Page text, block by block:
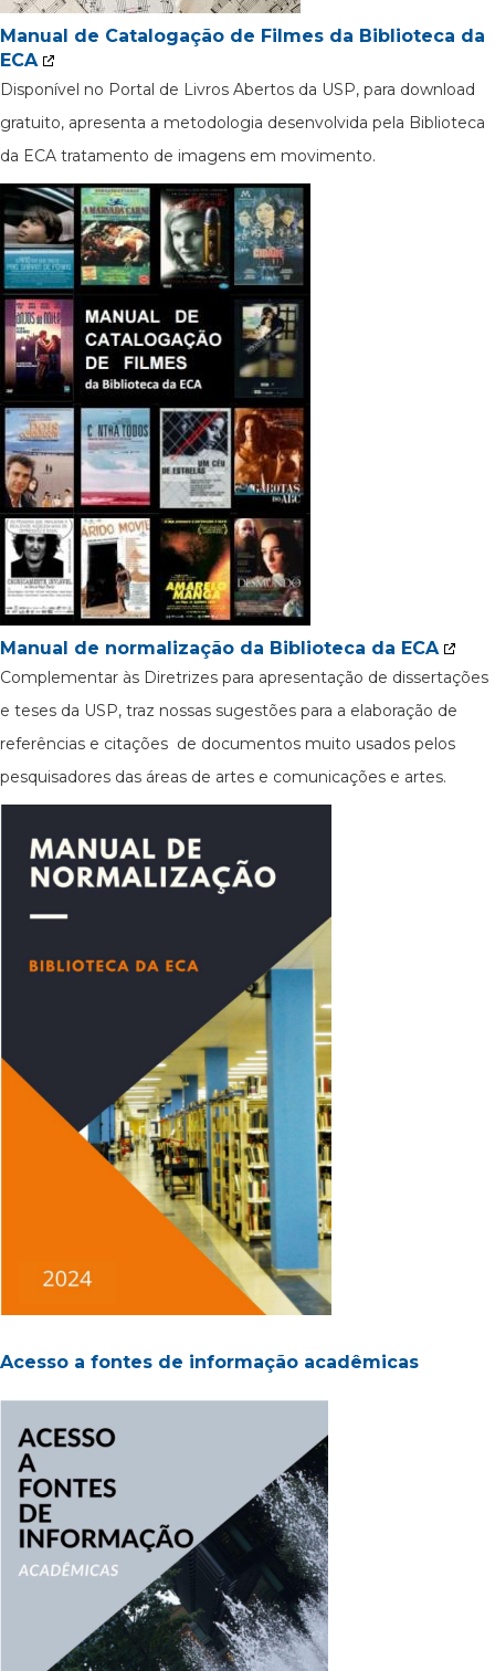
Manual de Catalogação de Filmes da Biblioteca da
ECA
Disponível no Portal de Livros Abertos da USP, para download
gratuito, apresenta a metodologia desenvolvida pela Biblioteca
da ECA tratamento de imagens em movimento.
Manual de normalização da Biblioteca da ECA
Complementar às Diretrizes para apresentação de dissertações
e teses da USP, traz nossas sugestões para a elaboração de
referências e citações de documentos muito usados pelos
pesquisadores das áreas de artes e comunicações e artes.
Acesso a fontes de informação acadêmicas